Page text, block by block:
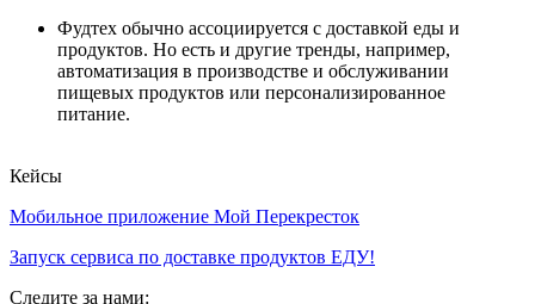
Фудтех обычно ассоциируется с доставкой еды и
продуктов. Но есть и другие тренды, например,
автоматизация в производстве и обслуживании
пищевых продуктов или персонализированное
питание.
Кейсы
Мобильное приложение Мой Перекресток
Запуск сервиса по доставке продуктов ЕДУ!
Следите за нами: